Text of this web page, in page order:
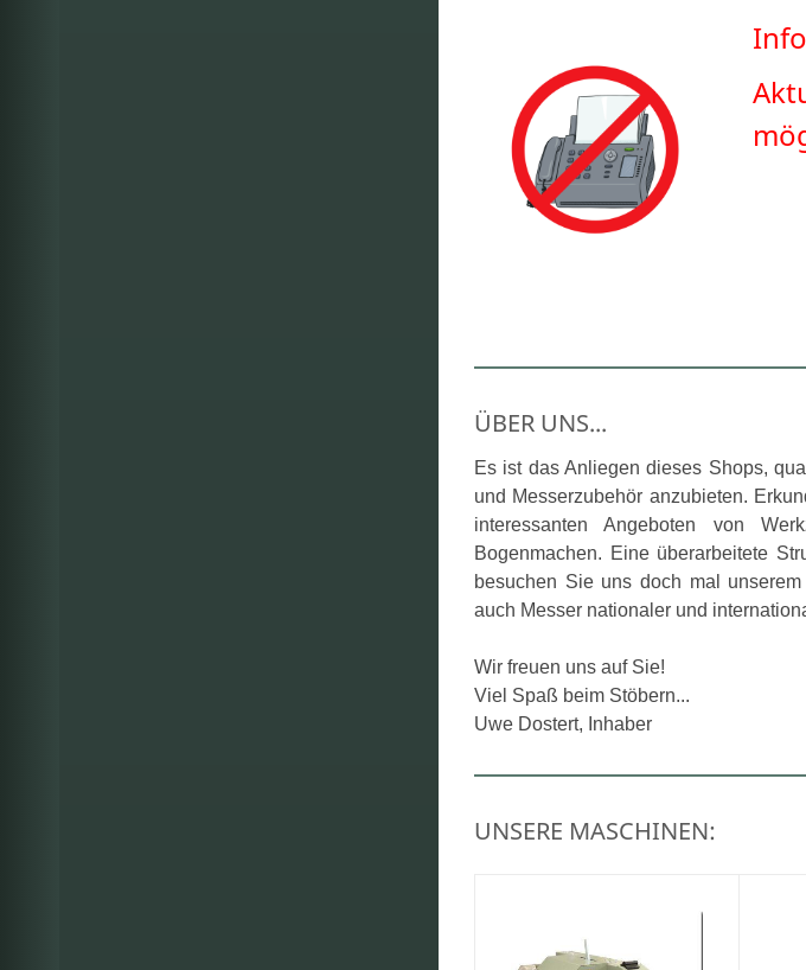
ÜBER UNS...
Es ist das Anliegen dieses Shops,
und Messerzubehör anzubieten.
interessanten Angeboten von
Bogenmachen. Eine überarbeitete
besuchen Sie uns doch mal
auch Messer nationaler und
Wir freuen uns auf Sie!
Viel Spaß beim Stöbern...
Uwe Dostert, Inhaber
UNSERE MASCHINEN: